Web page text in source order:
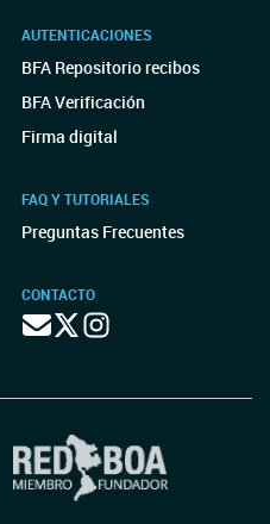
AUTENTICACIONES
BFA Repositorio recibos
BFA Verificación
Firma digital
FAQ Y TUTORIALES
Preguntas Frecuentes
CONTACTO